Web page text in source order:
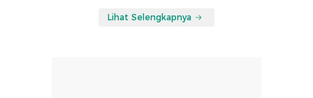
Lihat Selengkapnya